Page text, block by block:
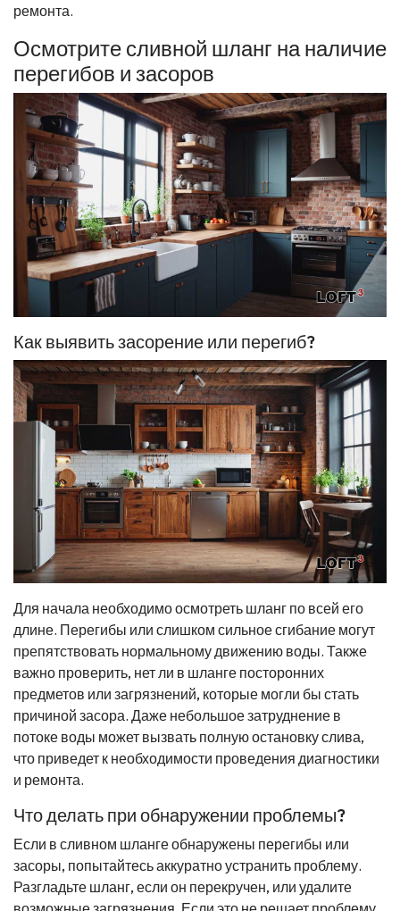
ремонта.
Осмотрите сливной шланг на наличие
перегибов и засоров
Как выявить засорение или перегиб?
Для начала необходимо осмотреть шланг по всей его
длине. Перегибы или слишком сильное сгибание могут
препятствовать нормальному движению воды. Также
важно проверить, нет ли в шланге посторонних
предметов или загрязнений, которые могли бы стать
причиной засора. Даже небольшое затруднение в
потоке воды может вызвать полную остановку слива,
что приведет к необходимости проведения диагностики
и ремонта.
Что делать при обнаружении проблемы?
Если в сливном шланге обнаружены перегибы или
засоры, попытайтесь аккуратно устранить проблему.
Разгладьте шланг, если он перекручен, или удалите